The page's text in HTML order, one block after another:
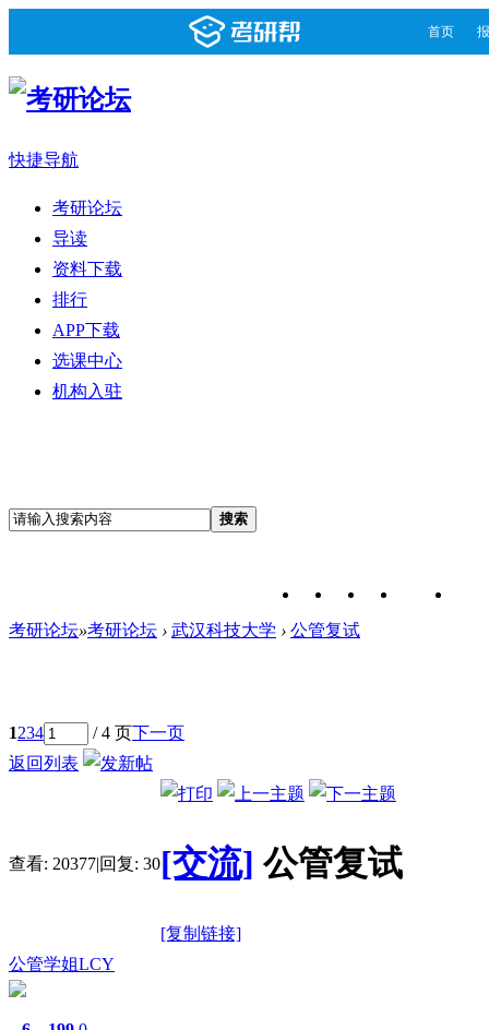
首页
快捷导航
考研论坛
导读
资料下载
排行
APP下载
选课中心
机构入驻
搜索
考研论坛»考研论坛 › 武汉科技大学 › 公管复试
1234 / 4 页下一页
返回列表
查看: 20377|回复: 30[交流] 公管复试
[复制链接]
公管学姐LCY